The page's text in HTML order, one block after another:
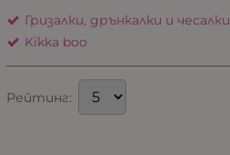
Гризалки, дрънкалки и чесалки
Kikka boo
Рейтинг: